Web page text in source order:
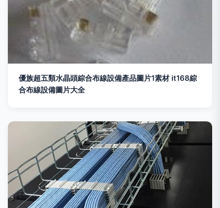
優族超五類水晶頭綜合布線設備產品圖片1素材 it168綜
合布線設備圖片大全